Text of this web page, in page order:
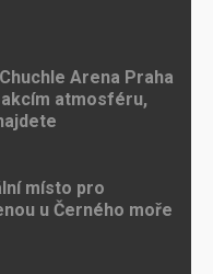
Arena Praha
atmosféru,
místo pro
u Černého moře